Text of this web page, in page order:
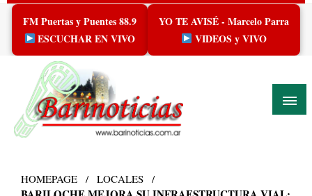
Skip
content
FM Puertas y Puentes 88.9
ESCUCHAR EN VIVO
YO TE AVISÉ - Marcelo Parra
VIDEOS y VIVO
HOMEPAGE LOCALES